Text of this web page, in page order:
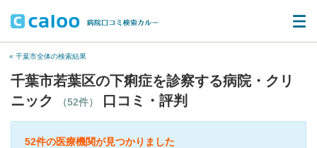
« 千葉市全体の検索結果
千葉市若葉区の下痢症を診察する病院・クリ
ニック
（52件） 口コミ・評判
52件の医療機関が見つかりました